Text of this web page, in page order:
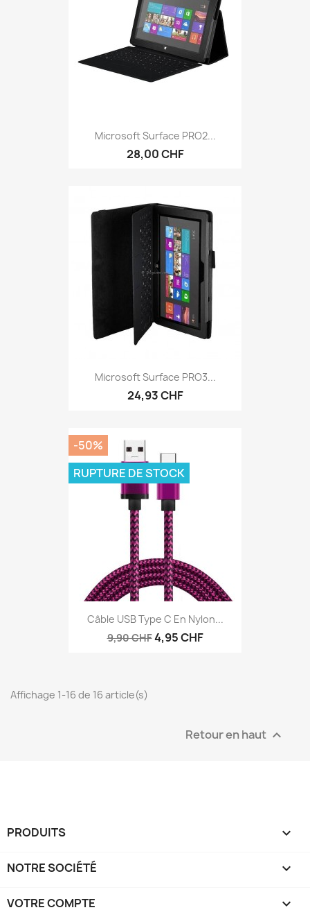
Microsoft Surface PRO2...
28,00 CHF
Microsoft Surface PRO3...
24,93 CHF
Câble USB Type C En Nylon...
9,90 CHF4,95 CHF
-50%
RUPTURE DE STOCK
Affichage 1-16 de 16 article(s)
Retour en haut 
PRODUITS 
NOTRE SOCIÉTÉ 
VOTRE COMPTE 